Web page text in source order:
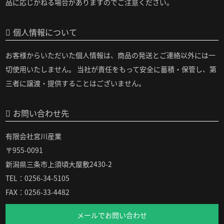
個人情報について
お客様からいただいた個人情報は、商品の発送とご連絡以外には一
切使用いたしません。 当社が責任をもって安全に蓄積・保管し、第
三者に譲渡・提供することはございません。
お問い合わせ先
有限会社宮川産業
〒955-0091
新潟県三条市上須頃大屋敷2430-2
TEL：0256-34-5105
FAX：0256-33-4482
メールでお問い合わせ